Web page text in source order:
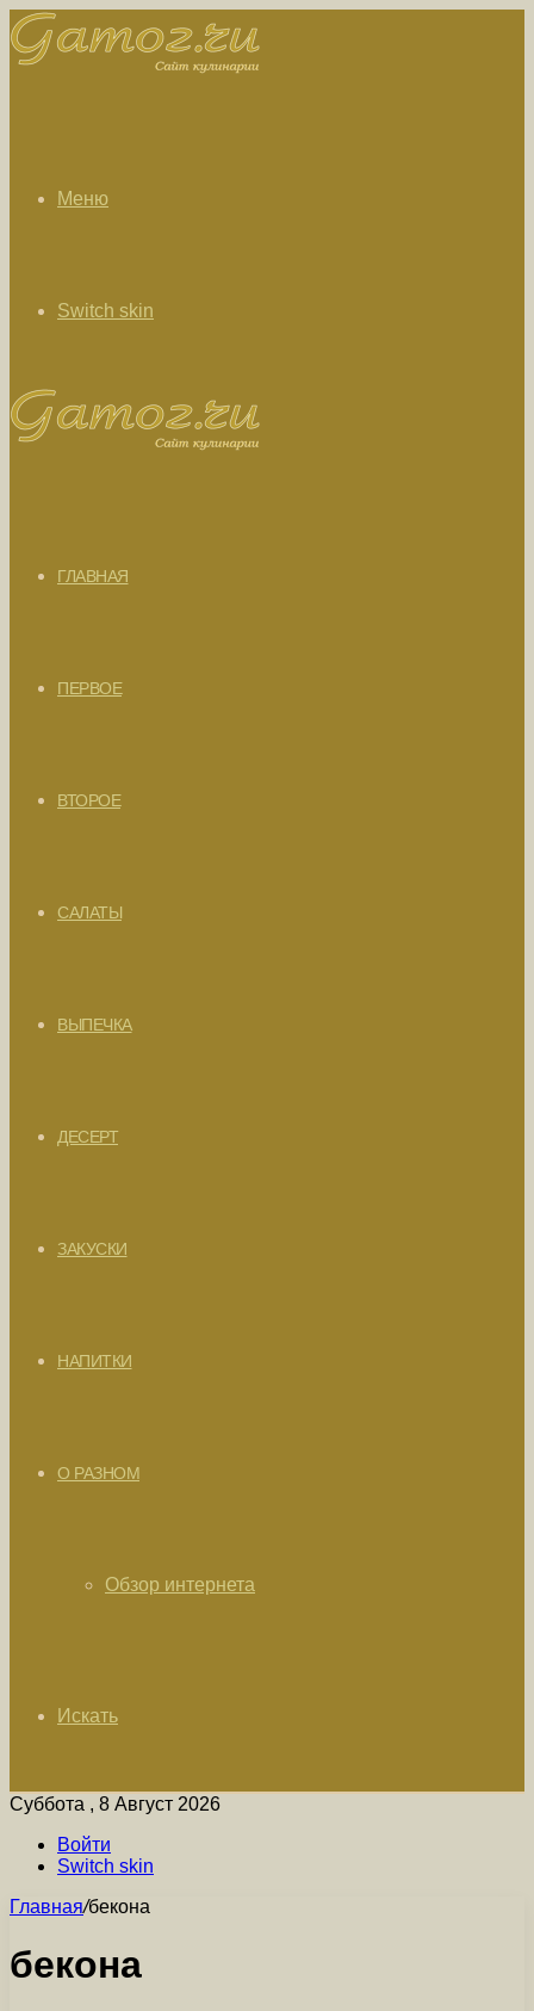
Меню
Switch skin
ГЛАВНАЯ
ПЕРВОЕ
ВТОРОЕ
САЛАТЫ
ВЫПЕЧКА
ДЕСЕРТ
ЗАКУСКИ
НАПИТКИ
О РАЗНОМ
Обзор интернета
Искать
Суббота , 8 Август 2026
Войти
Switch skin
Главная/бекона
бекона